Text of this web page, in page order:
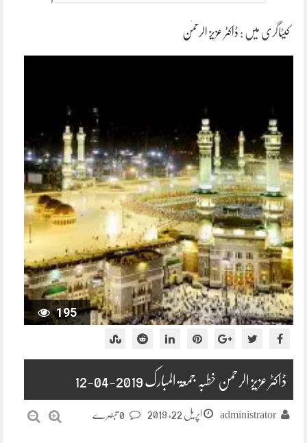
کیٹاگری میں : ڈاکٹر عزیز الرحمٰن
195
ڈاکٹر عزیز الرحمن خطبہ جمعۃ المبارک 2019-04-12
administrator اپریل 22, 2019